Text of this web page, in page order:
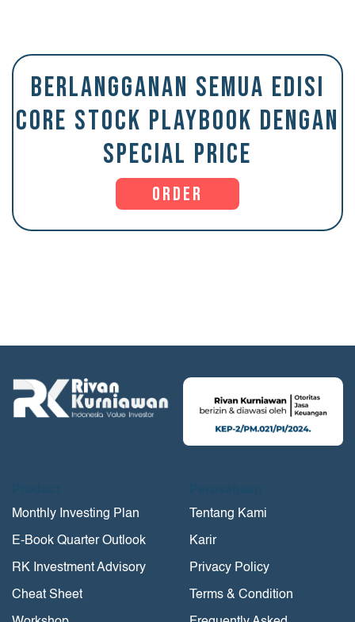
BERLANGGANAN SEMUA EDISI
CORE STOCK PLAYBOOK DENGAN
SPECIAL PRICE
Order
Monthly Investing Plan
E-Book Quarter Outlook
RK Investment Advisory
Cheat Sheet
Tentang Kami
Karir
Privacy Policy
Terms & Condition